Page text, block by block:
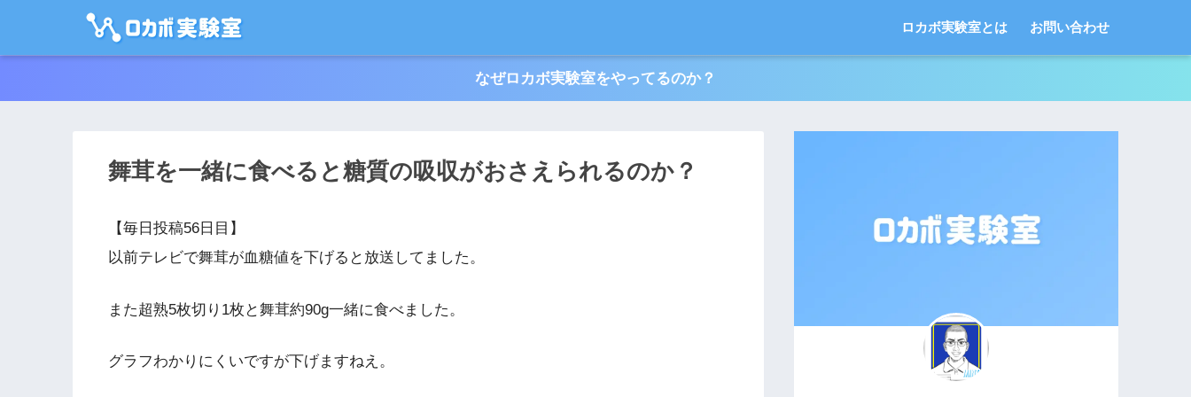
ロカボ実験室とは お問い合わせ
なぜロカボ実験室をやってるのか？
舞茸を一緒に食べると糖質の吸収がおさえられるのか？
【毎日投稿56日目】
以前テレビで舞茸が血糖値を下げると放送してました。
また超熟5枚切り1枚と舞茸約90g一緒に食べました。
グラフわかりにくいですが下げますねえ。